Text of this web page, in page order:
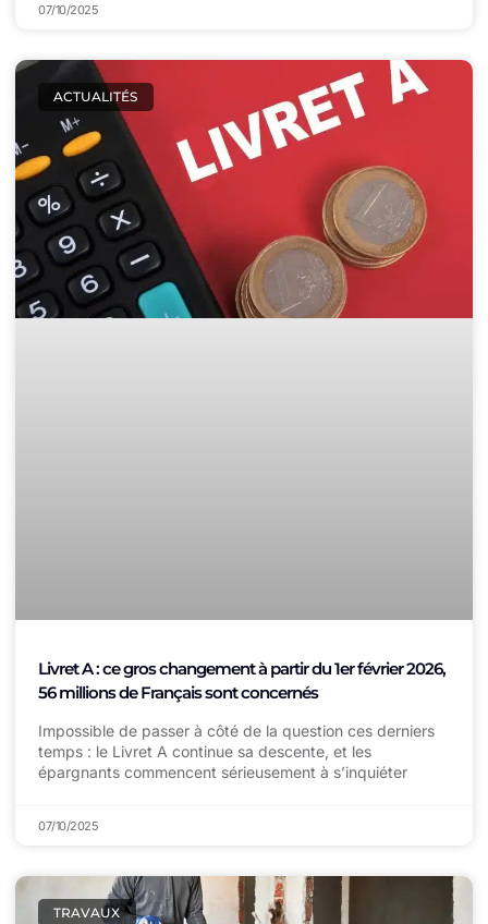
07/10/2025
ACTUALITÉS
Livret A : ce gros changement à partir du 1er février 2026,
56 millions de Français sont concernés
Impossible de passer à côté de la question ces derniers
temps : le Livret A continue sa descente, et les
épargnants commencent sérieusement à s’inquiéter
07/10/2025
TRAVAUX